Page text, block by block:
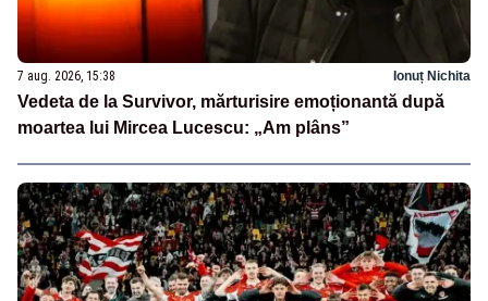
7 aug. 2026, 15:38 Ionuț Nichita
Vedeta de la Survivor, mărturisire emoționantă după
moartea lui Mircea Lucescu: „Am plâns”